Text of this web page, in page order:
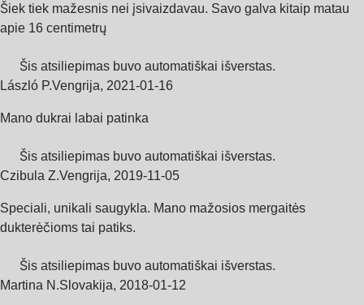
Šiek tiek mažesnis nei įsivaizdavau. Savo galva kitaip matau
apie 16 centimetrų
Šis atsiliepimas buvo automatiškai išverstas.
László P.Vengrija, 2021‑01‑16
Mano dukrai labai patinka
Šis atsiliepimas buvo automatiškai išverstas.
Czibula Z.Vengrija, 2019‑11‑05
Speciali, unikali saugykla. Mano mažosios mergaitės
dukterėčioms tai patiks.
Šis atsiliepimas buvo automatiškai išverstas.
Martina N.Slovakija, 2018‑01‑12